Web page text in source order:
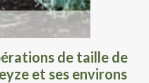
de taille de
et ses environs